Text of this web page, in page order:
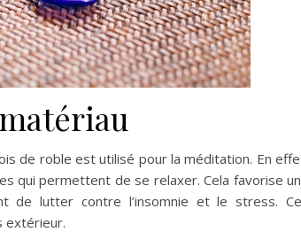
de roble est utilisé pour la méditation. En
qui permettent de se relaxer. Cela favorise
de lutter contre l’insomnie et le stress.
extérieur.